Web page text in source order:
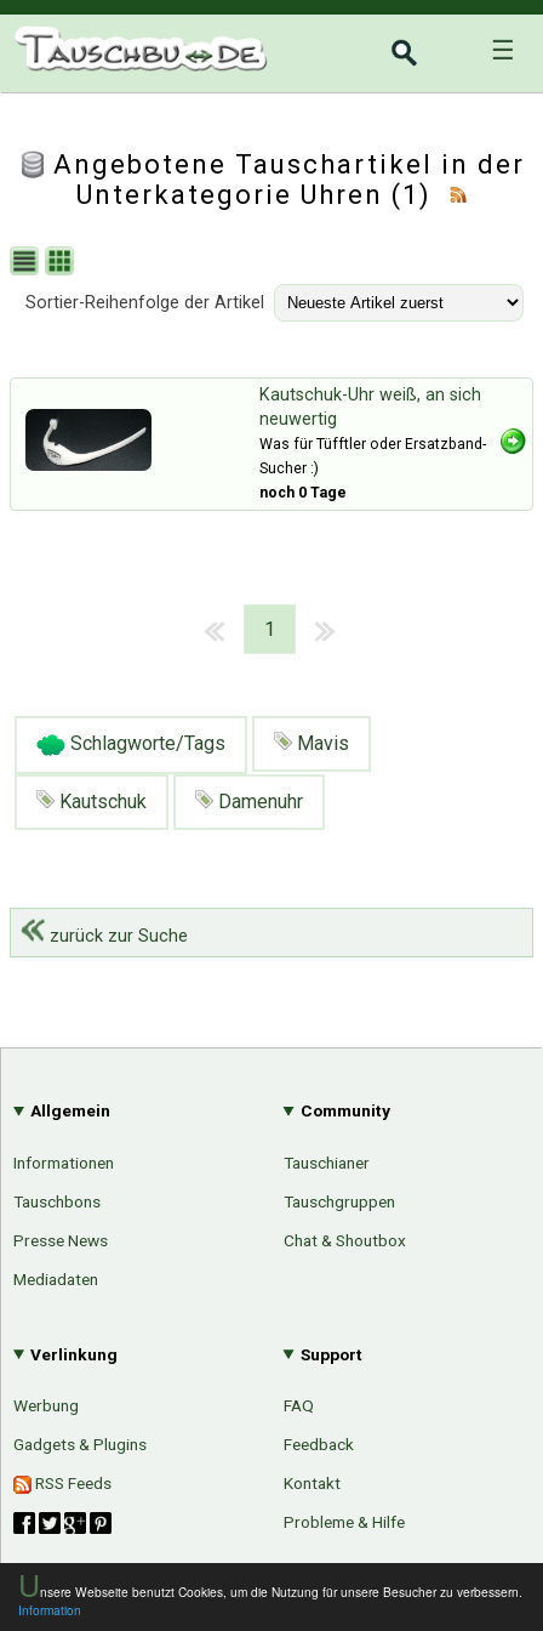
Unsere Webseite benutzt Cookies, um die Nutzung für unsere Besucher zu verbessern.
Information
☰
Angebotene Tauschartikel in der
Unterkategorie Uhren (1)
Sortier-Reihenfolge der Artikel
Kautschuk-Uhr weiß, an sich
neuwertig
Was für Tüfftler oder Ersatzband-
Sucher :)
noch 0 Tage
1
Schlagworte/Tags Mavis
Kautschuk Damenuhr
zurück zur Suche
Allgemein
Informationen
Tauschbons
Presse News
Mediadaten
Community
Tauschianer
Tauschgruppen
Chat & Shoutbox
Verlinkung
Werbung
Gadgets & Plugins
RSS Feeds
Support
FAQ
Feedback
Kontakt
Probleme & Hilfe